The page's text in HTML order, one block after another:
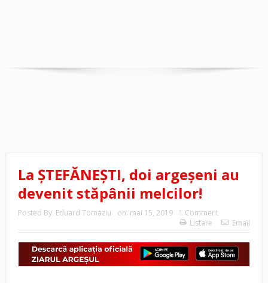
La ŞTEFĂNEŞTI, doi argeşeni au
devenit stăpânii melcilor!
Posted By: Eduard Tomaziu on: mai 15, 2019
1 Comment
Listare
Email